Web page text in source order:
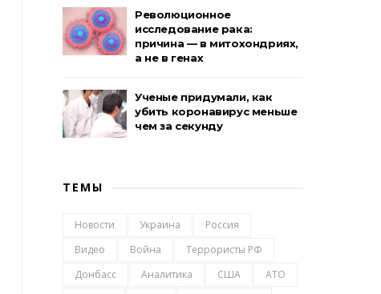
Революционное
исследование рака:
причина — в митохондриях,
а не в генах
Ученые придумали, как
убить коронавирус меньше
чем за секунду
ТЕМЫ
Новости Украина
Россия
Видео
Война
Террористы РФ
Донбасс
Аналитика США
АТО